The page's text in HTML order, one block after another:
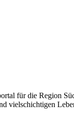
für die Region
vielschichtigen